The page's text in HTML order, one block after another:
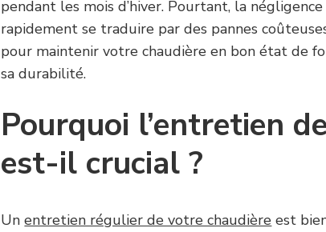
pendant les mois d’hiver. Pourtant, la
rapidement se traduire par des pannes
pour maintenir votre chaudière en bon état de
sa durabilité.
Pourquoi l’entretien
est-il crucial ?
Unentretien régulier de votre chaudière est